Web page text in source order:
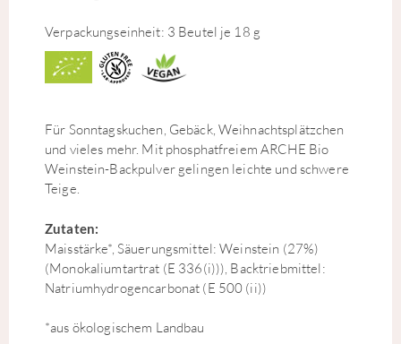
Verpackungseinheit: 3 Beutel je 18 g
Für Sonntagskuchen, Gebäck, Weihnachtsplätzchen
und vieles mehr. Mit phosphatfreiem ARCHE Bio
Weinstein-Backpulver gelingen leichte und schwere
Teige.
Zutaten:
Maisstärke*, Säuerungsmittel: Weinstein (27%)
(Monokaliumtartrat (E 336(i))), Backtriebmittel:
Natriumhydrogencarbonat (E 500 (ii))
*aus ökologischem Landbau